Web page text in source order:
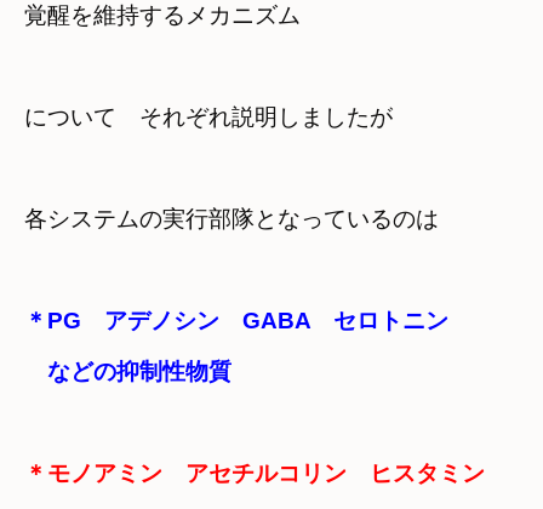
覚醒を維持するメカニズム
について　それぞれ説明しましたが
各システムの実行部隊となっているのは
＊PG　アデノシン　GABA　セロトニン
などの抑制性物質
＊モノアミン　アセチルコリン　ヒスタミン